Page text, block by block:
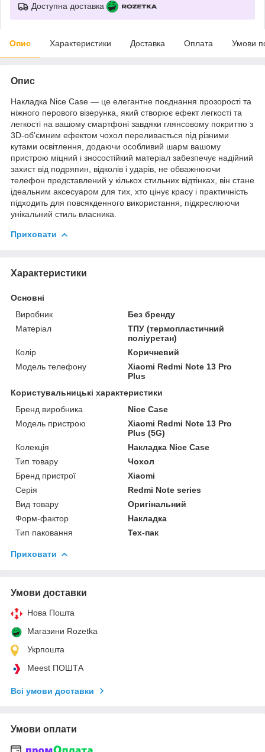
Доступна доставка
Опис Характеристики Доставка Оплата Умови
Опис
Накладка Nice Case — це елегантне поєднання прозорості та
ніжного перового візерунка, який створює ефект легкості та
легкості на вашому смартфоні завдяки глянсовому покриттю з
3D-об'ємним ефектом чохол переливається під різними
кутами освітлення, додаючи особливий шарм вашому
пристрою міцний і зносостійкий матеріал забезпечує надійний
захист від подряпин, відколів і ударів, не обважнюючи
телефон представлений у кількох стильних відтінках, він стане
ідеальним аксесуаром для тих, хто цінує красу і практичність
підходить для повсякденного використання, підкреслюючи
унікальний стиль власника.
Приховати
Характеристики
Основні
Виробник
Без бренду
Матеріал
ТПУ (термопластичний
поліуретан)
Колір
Коричневий
Модель телефону
Xiaomi Redmi Note 13 Pro
Plus
Користувальницькі характеристики
Бренд виробника
Nice Case
Модель пристрою
Xiaomi Redmi Note 13 Pro
Plus (5G)
Колекція
Накладка Nice Case
Тип товару
Чохол
Бренд пристрої
Xiaomi
Серія
Redmi Note series
Вид товару
Оригінальний
Форм-фактор
Накладка
Тип паковання
Тех-пак
Приховати
Умови доставки
Нова Пошта
Магазини Rozetka
Укрпошта
Meest ПОШТА
Всі умови доставки
Умови оплати